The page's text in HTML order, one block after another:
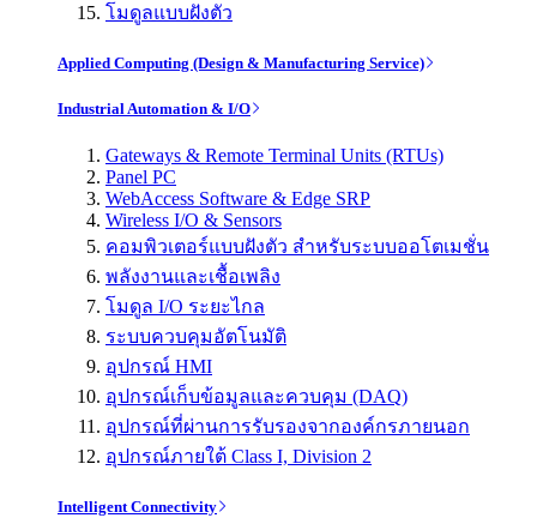
โมดูลแบบฝังตัว
Applied Computing (Design & Manufacturing Service)
Industrial Automation & I/O
Gateways & Remote Terminal Units (RTUs)
Panel PC
WebAccess Software & Edge SRP
Wireless I/O & Sensors
คอมพิวเตอร์แบบฝังตัว สำหรับระบบออโตเมชั่น
พลังงานและเชื้อเพลิง
โมดูล I/O ระยะไกล
ระบบควบคุมอัตโนมัติ
อุปกรณ์ HMI
อุปกรณ์เก็บข้อมูลและควบคุม (DAQ)
อุปกรณ์ที่ผ่านการรับรองจากองค์กรภายนอก
อุปกรณ์ภายใต้ Class I, Division 2
Intelligent Connectivity